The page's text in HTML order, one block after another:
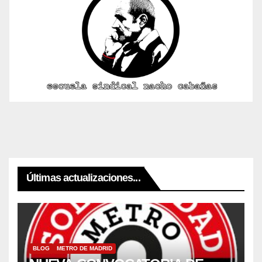
Últimas actualizaciones...
BLOG METRO DE MADRID